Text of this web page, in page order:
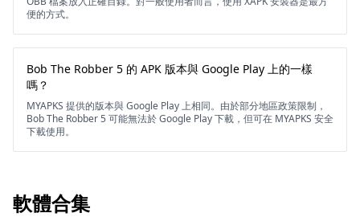
便的方式。
Bob The Robber 5 的 APK 版本與 Google Play 上的一樣
嗎？
MYAPKS 提供的版本與 Google Play 上相同。由於部分地區政策限制，
Bob The Robber 5 可能無法於 Google Play 下載，但可在 MYAPKS 安全
下載使用。
軟體合集